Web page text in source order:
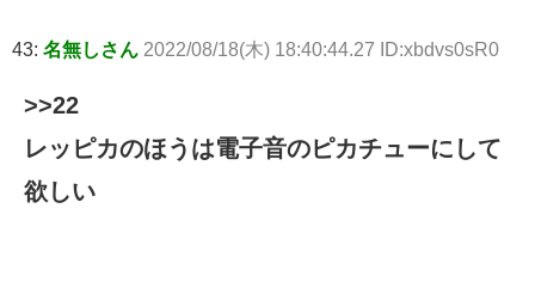
43: 名無しさん 2022/08/18(木) 18:40:44.27 ID:xbdvs0sR0
>>22
レッピカのほうは電子音のピカチューにして
欲しい